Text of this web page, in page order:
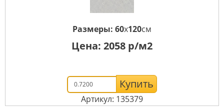
Размеры: 60x120см
Цена: 2058 р/м2
Купить
Артикул: 135379